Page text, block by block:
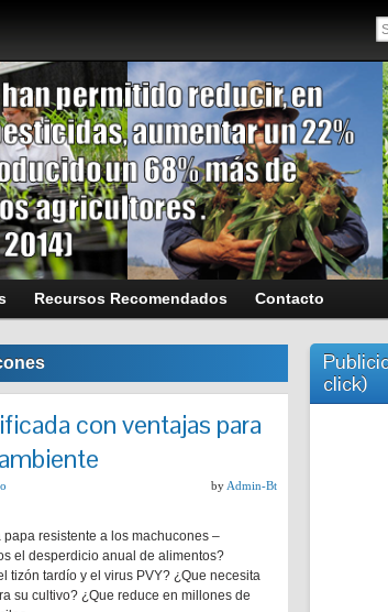
Recursos Recomendados Contacto
con ventajas para
by Admin-Bt
resistente a los machucones –
el desperdicio anual de alimentos?
tizón tardío y el virus PVY? ¿Que necesita
su cultivo? ¿Que reduce en millones de
click)